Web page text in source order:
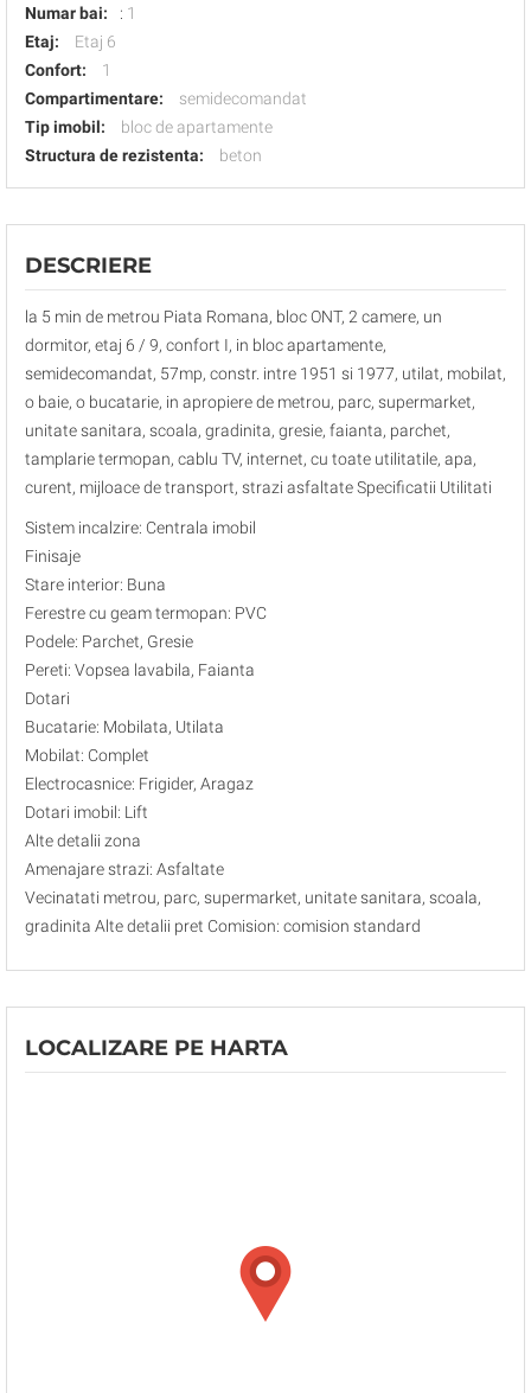
Numar bai:
: 1
Etaj:
Etaj 6
Confort:
1
Compartimentare:
semidecomandat
Tip imobil:
bloc de apartamente
Structura de rezistenta:
beton
DESCRIERE
la 5 min de metrou Piata Romana, bloc ONT, 2 camere, un
dormitor, etaj 6 / 9, confort I, in bloc apartamente,
semidecomandat, 57mp, constr. intre 1951 si 1977, utilat, mobilat,
o baie, o bucatarie, in apropiere de metrou, parc, supermarket,
unitate sanitara, scoala, gradinita, gresie, faianta, parchet,
tamplarie termopan, cablu TV, internet, cu toate utilitatile, apa,
curent, mijloace de transport, strazi asfaltate Specificatii Utilitati
Sistem incalzire: Centrala imobil
Finisaje
Stare interior: Buna
Ferestre cu geam termopan: PVC
Podele: Parchet, Gresie
Pereti: Vopsea lavabila, Faianta
Dotari
Bucatarie: Mobilata, Utilata
Mobilat: Complet
Electrocasnice: Frigider, Aragaz
Dotari imobil: Lift
Alte detalii zona
Amenajare strazi: Asfaltate
Vecinatati metrou, parc, supermarket, unitate sanitara, scoala,
gradinita Alte detalii pret Comision: comision standard
LOCALIZARE PE HARTA